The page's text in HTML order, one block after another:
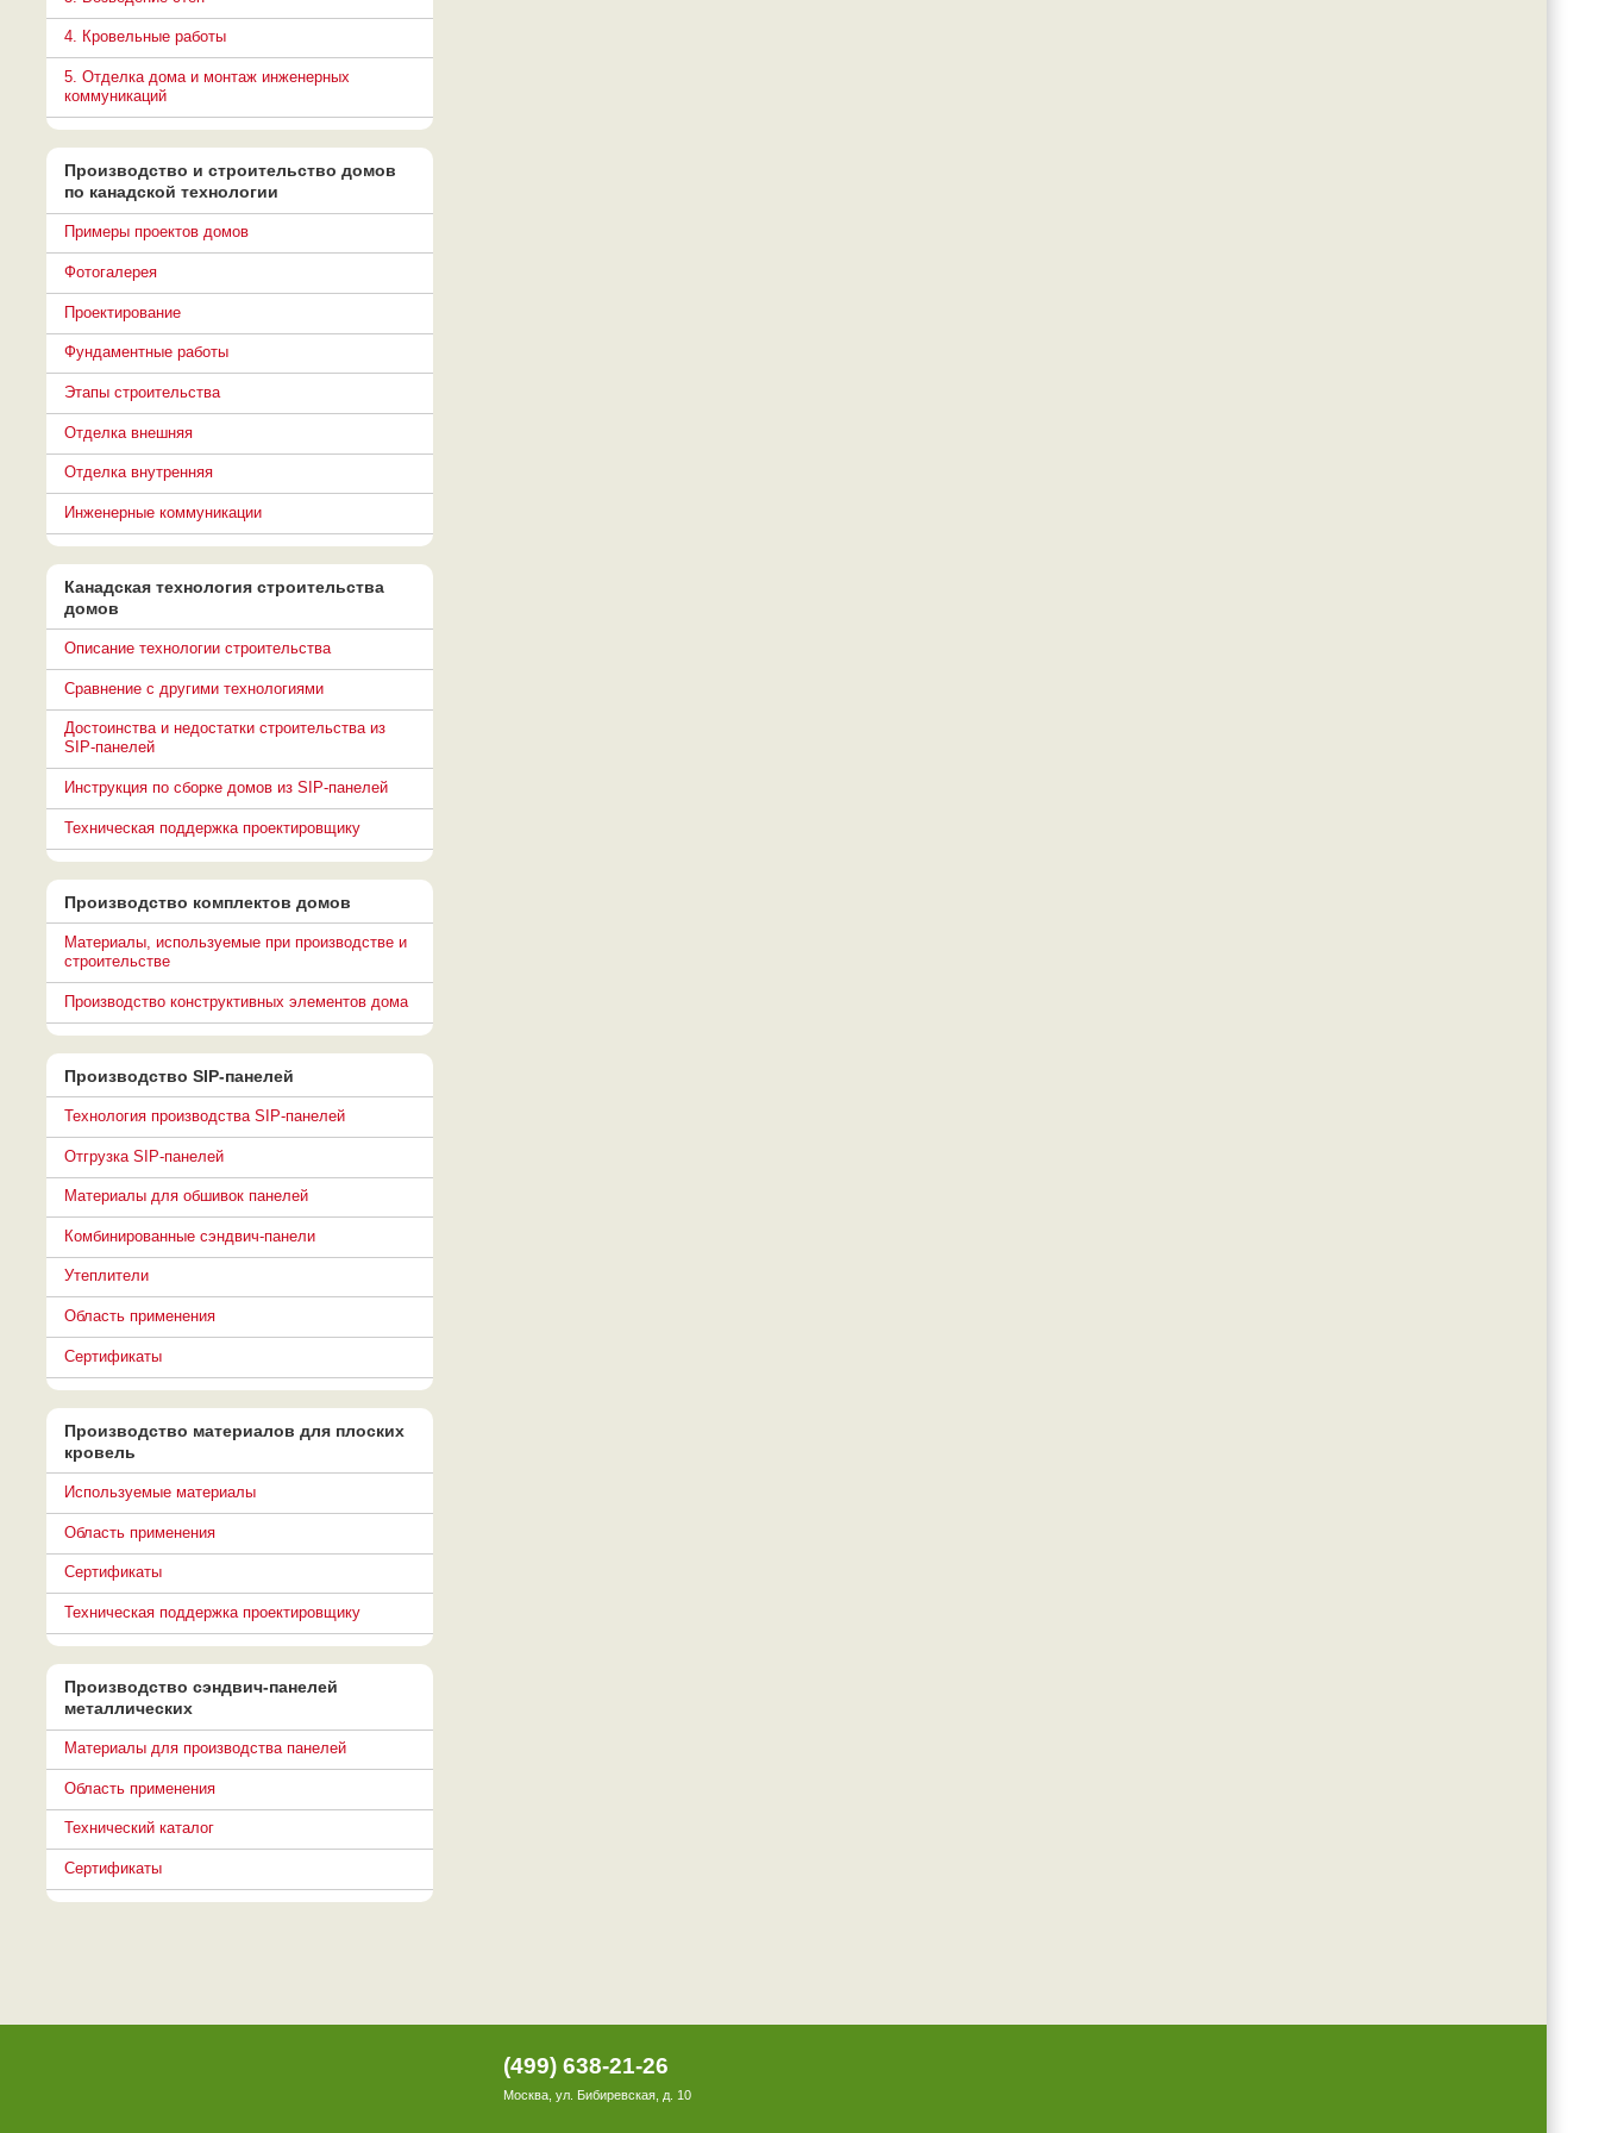
4. Кровельные работы
5. Отделка дома и монтаж инженерных
коммуникаций
Производство и строительство домов
по канадской технологии
Примеры проектов домов
Фотогалерея
Проектирование
Фундаментные работы
Этапы строительства
Отделка внешняя
Отделка внутренняя
Инженерные коммуникации
Канадская технология строительства
домов
Описание технологии строительства
Сравнение с другими технологиями
Достоинства и недостатки строительства из
SIP-панелей
Инструкция по сборке домов из SIP-панелей
Техническая поддержка проектировщику
Производство комплектов домов
Материалы, используемые при производстве и
строительстве
Производство конструктивных элементов дома
Производство SIP-панелей
Технология производства SIP-панелей
Отгрузка SIP-панелей
Материалы для обшивок панелей
Комбинированные сэндвич-панели
Утеплители
Область применения
Сертификаты
Производство материалов для плоских
кровель
Используемые материалы
Область применения
Сертификаты
Техническая поддержка проектировщику
Производство сэндвич-панелей
металлических
Материалы для производства панелей
Область применения
Технический каталог
Сертификаты
(499) 638-21-26
Москва, ул. Бибиревская, д. 10